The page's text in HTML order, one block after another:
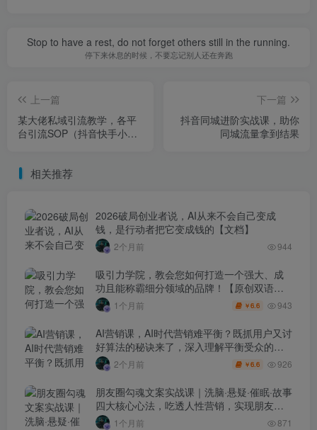
Stop to have a rest, do not forget others still in the running.
停下来休息的时候，不要忘记别人还在奔跑
上一篇
某大佬私域引流教学，各平
台引流SOP（抖音快手小红
下一篇
抖音同城进阶实战课，助你
同城流量拿到结果
相关推荐
2026破局创业者说，AI从来不会自己变成
钱，是行动者把它变成钱的【文档】
2个月前 944
吸引力学院，教会您如何打造一个强大、成
功且能称霸细分领域的品牌！【原创双语字
幕】 1个月前 ￥6.6 943
AI营销课，AI时代营销难平衡？既抓用户又讨
好算法的秘诀来了，深入理解平衡受众的需
求【原创双语字幕】
2个月前 ￥6.6 926
朋友圈勾魂文案实战课｜洗脑·悬疑·催眠·故事
四大核心心法，吃透人性营销，实现朋友圈
不销而售被动成交
1个月前 871